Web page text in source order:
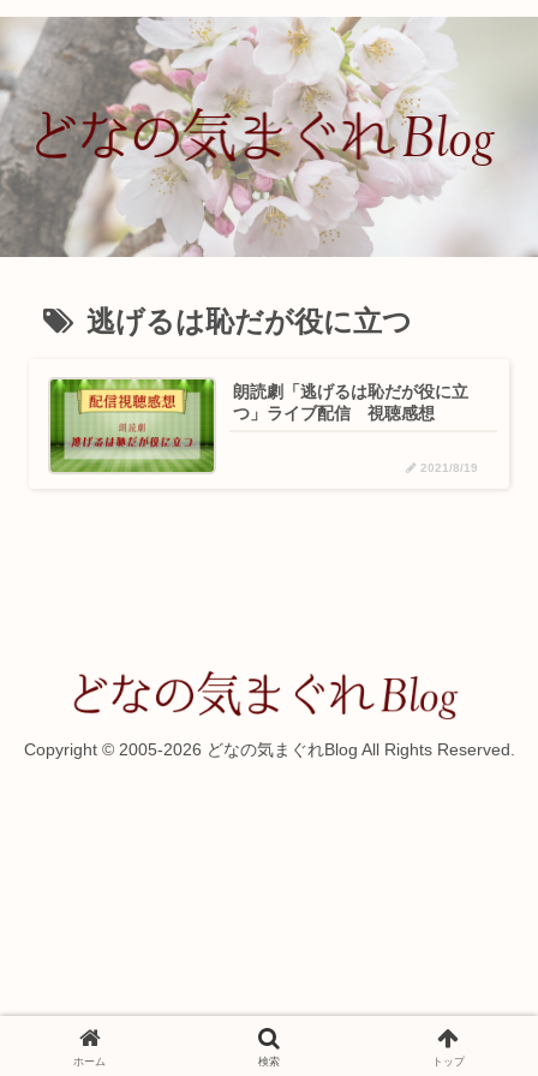
逃げるは恥だが役に立つ
朗読劇「逃げるは恥だが役に立
つ」ライブ配信 視聴感想
2021/8/19
Copyright © 2005-2026 どなの気まぐれBlog All Rights Reserved.
ホーム 検索 トップ